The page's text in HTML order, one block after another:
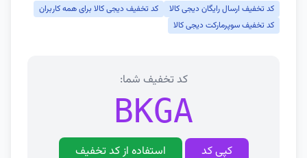
کد تخفیف ارسال رایگان دیجی کالا
کد تخفیف دیجی کالا برای همه کاربران
کد تخفیف سوپرمارکت دیجی کالا
کد تخفیف شما:
BKGA
کپی کد استفاده از کد تخفیف